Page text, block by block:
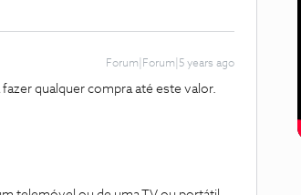
Forum|Forum|5 years ago
qualquer compra até este valor.